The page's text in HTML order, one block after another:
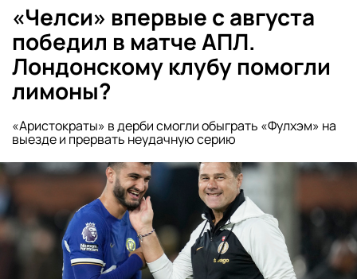
«Челси» впервые с августа
победил в матче АПЛ.
Лондонскому клубу помогли
лимоны?
«Аристократы» в дерби смогли обыграть «Фулхэм» на
выезде и прервать неудачную серию